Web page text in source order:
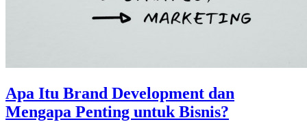
Apa Itu Brand Development dan
Mengapa Penting untuk Bisnis?